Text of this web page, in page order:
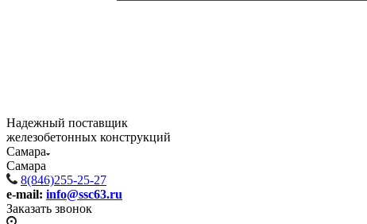
Надежный поставщик
железобетонных конструкций
Самара
Самара
8(846)255-25-27
e-mail: info@ssc63.ru
Заказать звонок